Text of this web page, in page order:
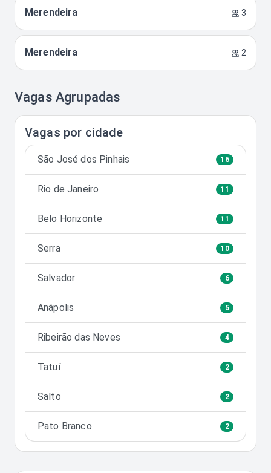
Merendeira 3
Merendeira 2
Vagas Agrupadas
Vagas por cidade
São José dos Pinhais 16
Rio de Janeiro 11
Belo Horizonte 11
Serra 10
Salvador 6
Anápolis 5
Ribeirão das Neves 4
Tatuí 2
Salto 2
Pato Branco 2